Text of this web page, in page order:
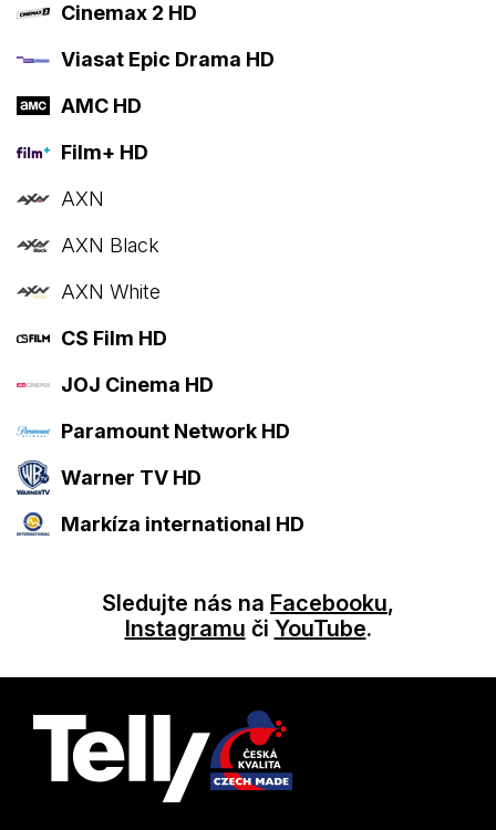
Cinemax 2 HD
Viasat Epic Drama HD
AMC HD
Film+ HD
AXN
AXN Black
AXN White
CS Film HD
JOJ Cinema HD
Paramount Network HD
Warner TV HD
Markíza international HD
Sledujte nás na Facebooku,
Instagramu či YouTube.